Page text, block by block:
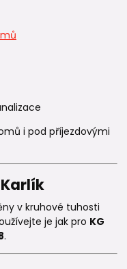
i pod příjezdovými
v kruhové tuhosti
je jak pro KG
.